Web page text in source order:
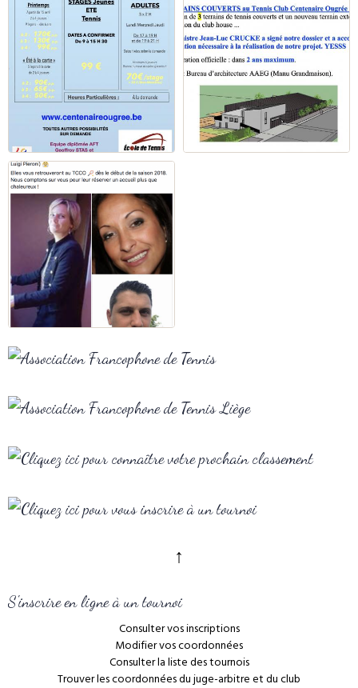
↑
S'inscrire en ligne à un tournoi
Consulter vos inscriptions
Modifier vos coordonnées
Consulter la liste des tournois
Trouver les coordonnées du juge-arbitre et du club